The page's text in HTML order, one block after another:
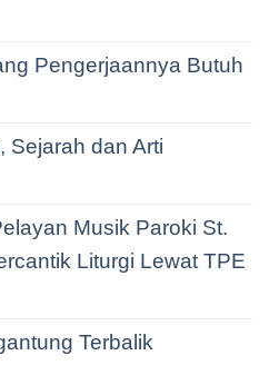
Pengerjaannya Butuh
Sejarah dan Arti
Musik Paroki St.
Liturgi Lewat TPE
Terbalik